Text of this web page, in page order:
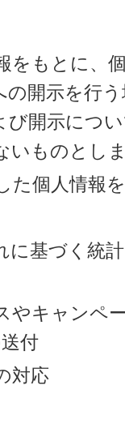
をもとに、
の開示を行
び開示につ
いものとし
た個人情報
に基づく統
やキャンペ
付
対応